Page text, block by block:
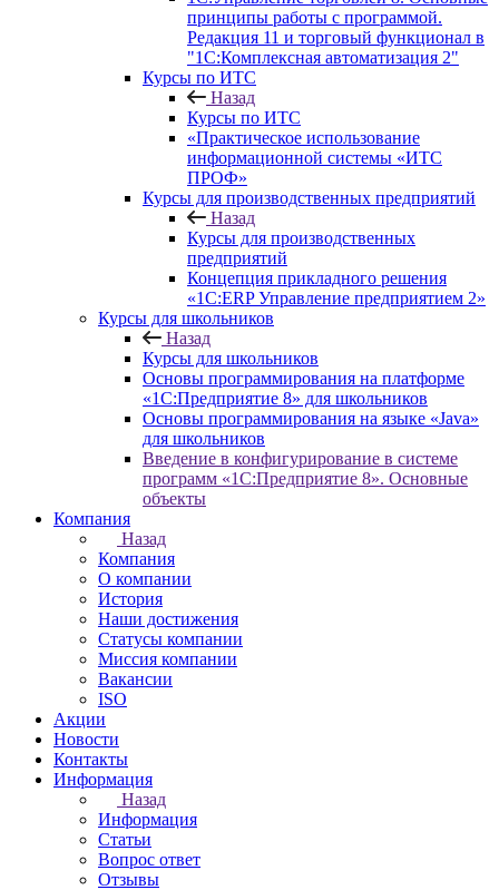
принципы работы с программой.
Редакция 11 и торговый функционал в
"1С:Комплексная автоматизация 2"
Курсы по ИТС
Назад
Курсы по ИТС
«Практическое использование
информационной системы «ИТС
ПРОФ»
Курсы для производственных предприятий
Назад
Курсы для производственных
предприятий
Концепция прикладного решения
«1C:ERP Управление предприятием 2»
Курсы для школьников
Назад
Курсы для школьников
Основы программирования на платформе
«1С:Предприятие 8» для школьников
Основы программирования на языке «Java»
для школьников
Введение в конфигурирование в системе
программ «1С:Предприятие 8». Основные
объекты
Компания
Назад
Компания
О компании
История
Наши достижения
Статусы компании
Миссия компании
Вакансии
ISO
Акции
Новости
Контакты
Информация
Назад
Информация
Статьи
Вопрос ответ
Отзывы